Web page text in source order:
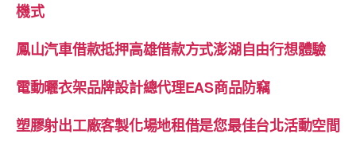
機式
鳳山汽車借款抵押高雄借款方式澎湖自由行想體驗
電動曬衣架品牌設計總代理EAS商品防竊
塑膠射出工廠客製化場地租借是您最佳台北活動空間